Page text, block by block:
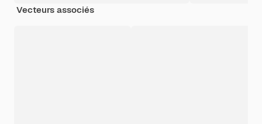
Vecteurs associés